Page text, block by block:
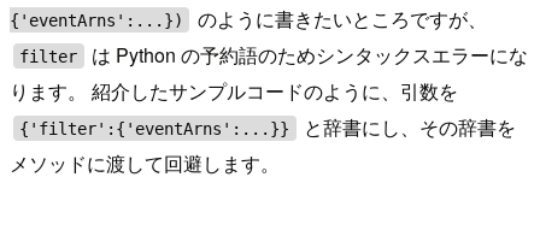
{'eventArns':...})
のように書きたいところですが、
filter
は Python の予約語のためシンタックスエラーにな
ります。 紹介したサンプルコードのように、引数を
{'filter':{'eventArns':...}}
と辞書にし、その辞書を
メソッドに渡して回避します。